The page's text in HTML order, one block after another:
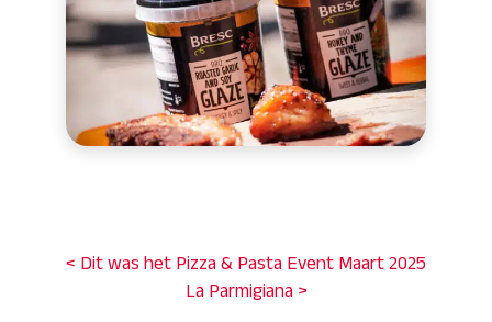
< Dit was het Pizza & Pasta Event Maart 2025
La Parmigiana >